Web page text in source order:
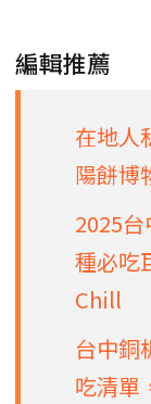
編輯推薦
在地人
陽餅博
2025
種必吃
Chill
台中銅
吃清單